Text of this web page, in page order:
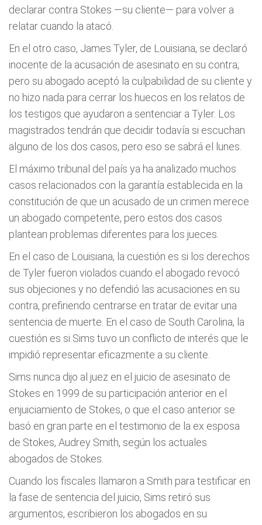
declarar contra Stokes —su cliente— para volver a
relatar cuando la atacó.
En el otro caso, James Tyler, de Louisiana, se declaró
inocente de la acusación de asesinato en su contra,
pero su abogado aceptó la culpabilidad de su cliente y
no hizo nada para cerrar los huecos en los relatos de
los testigos que ayudaron a sentenciar a Tyler. Los
magistrados tendrán que decidir todavía si escuchan
alguno de los dos casos, pero eso se sabrá el lunes.
El máximo tribunal del país ya ha analizado muchos
casos relacionados con la garantía establecida en la
constitución de que un acusado de un crimen merece
un abogado competente, pero estos dos casos
plantean problemas diferentes para los jueces.
En el caso de Louisiana, la cuestión es si los derechos
de Tyler fueron violados cuando el abogado revocó
sus objeciones y no defendió las acusaciones en su
contra, prefiriendo centrarse en tratar de evitar una
sentencia de muerte. En el caso de South Carolina, la
cuestión es si Sims tuvo un conflicto de interés que le
impidió representar eficazmente a su cliente.
Sims nunca dijo al juez en el juicio de asesinato de
Stokes en 1999 de su participación anterior en el
enjuiciamiento de Stokes, o que el caso anterior se
basó en gran parte en el testimonio de la ex esposa
de Stokes, Audrey Smith, según los actuales
abogados de Stokes.
Cuando los fiscales llamaron a Smith para testificar en
la fase de sentencia del juicio, Sims retiró sus
argumentos, escribieron los abogados en su